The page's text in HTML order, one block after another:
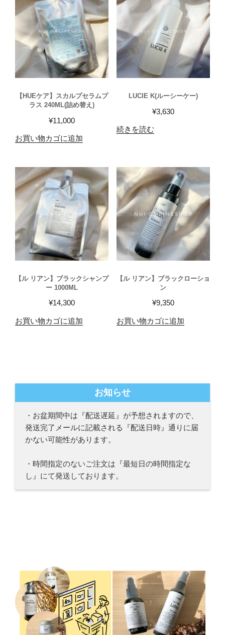
【HUEケア】スカルプセラムプ
ラス 240ML(詰め替え)
¥11,000
お買い物カゴに追加
LUCIE K(ルーシーケー)
¥3,630
続きを読む
【ル リアン】ブラックシャンプ
ー 1000ML
¥14,300
お買い物カゴに追加
【ル リアン】ブラックローショ
ン
¥9,350
お買い物カゴに追加
お知らせ
・お盆期間中は『配送遅延』が予想されますので、
発送完了メールに記載される『配送日時』通りに届
かない可能性があります。
・時間指定のないご注文は『最短日の時間指定な
し』にて発送しております。